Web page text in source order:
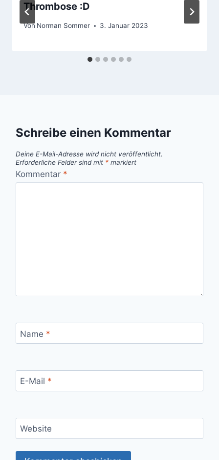
Thrombose :D
Von Norman Sommer 3. Januar 2023
Schreibe einen Kommentar
Deine E-Mail-Adresse wird nicht veröffentlicht.
Erforderliche Felder sind mit * markiert
Kommentar *
Name *
E-Mail *
Website